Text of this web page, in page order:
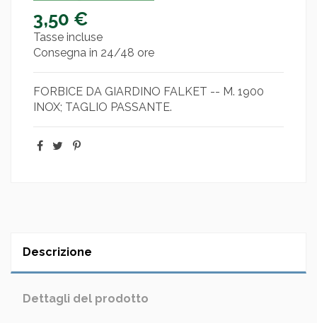
3,50 €
Tasse incluse
Consegna in 24/48 ore
FORBICE DA GIARDINO FALKET -- M. 1900
INOX; TAGLIO PASSANTE.
Descrizione
Dettagli del prodotto